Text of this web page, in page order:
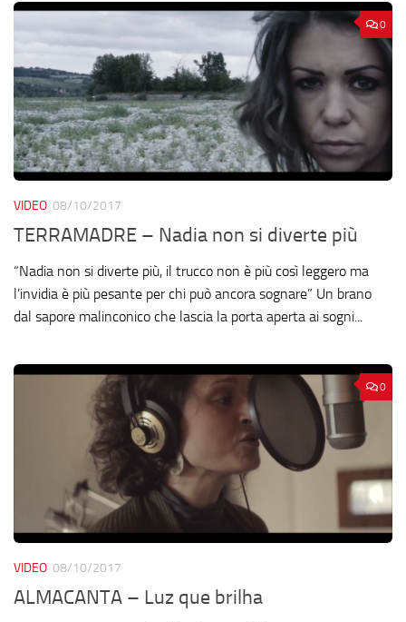
0
VIDEO 08/10/2017
TERRAMADRE – Nadia non si diverte più
“Nadia non si diverte più, il trucco non è più così leggero ma
l’invidia è più pesante per chi può ancora sognare” Un brano
dal sapore malinconico che lascia la porta aperta ai sogni...
0
VIDEO 08/10/2017
ALMACANTA – Luz que brilha